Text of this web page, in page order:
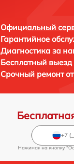
Официальный
Гарантийное
Диагностика за
Бесплатный
Срочный ремонт
Нажимая на кнопку